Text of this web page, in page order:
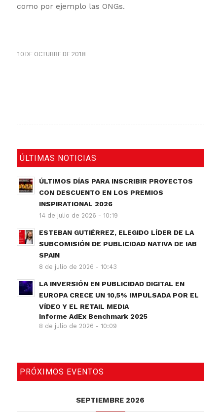
como por ejemplo las ONGs.
10 DE OCTUBRE DE 2018
ÚLTIMAS NOTICIAS
ÚLTIMOS DÍAS PARA INSCRIBIR PROYECTOS
CON DESCUENTO EN LOS PREMIOS
INSPIRATIONAL 2026
14 de julio de 2026 - 10:19
ESTEBAN GUTIÉRREZ, ELEGIDO LÍDER DE LA
SUBCOMISIÓN DE PUBLICIDAD NATIVA DE IAB
SPAIN
8 de julio de 2026 - 10:43
LA INVERSIÓN EN PUBLICIDAD DIGITAL EN
EUROPA CRECE UN 10,5% IMPULSADA POR EL
VÍDEO Y EL RETAIL MEDIA
Informe AdEx Benchmark 2025
8 de julio de 2026 - 10:09
PRÓXIMOS EVENTOS
SEPTIEMBRE 2026